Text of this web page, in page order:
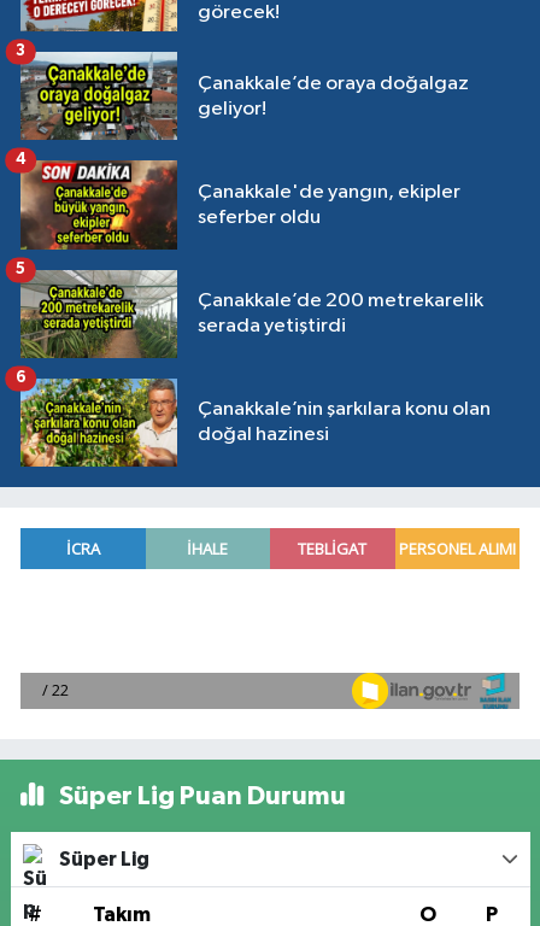
görecek!
Çanakkale’de oraya doğalgaz
geliyor!
3
Çanakkale'de yangın, ekipler
seferber oldu
4
Çanakkale’de 200 metrekarelik
serada yetiştirdi
5
Çanakkale’nin şarkılara konu olan
doğal hazinesi
6
Süper Lig Puan Durumu
Süper Lig
# Takım O P